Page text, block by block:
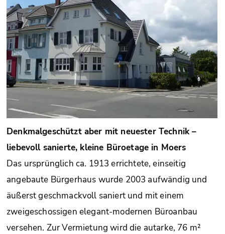
Denkmalgeschützt aber mit neuester Technik –
liebevoll sanierte, kleine Büroetage in Moers
Das ursprünglich ca. 1913 errichtete, einseitig
angebaute Bürgerhaus wurde 2003 aufwändig und
äußerst geschmackvoll saniert und mit einem
zweigeschossigen elegant-modernen Büroanbau
versehen. Zur Vermietung wird die autarke, 76 m²